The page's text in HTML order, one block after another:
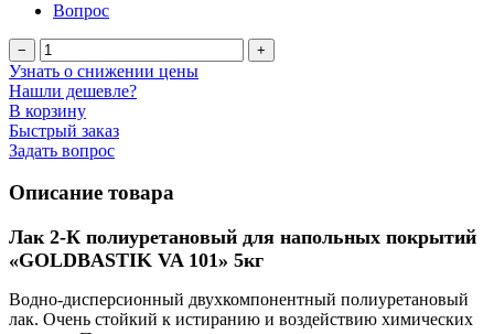
Вопрос
− +
Узнать о снижении цены
Нашли дешевле?
В корзину
Быстрый заказ
Задать вопрос
Описание товара
Лак 2-К полиуретановый для напольных покрытий
«GOLDBASTIK VA 101» 5кг
Водно-дисперсионный двухкомпонентный полиуретановый
лак. Очень стойкий к истиранию и воздействию химических